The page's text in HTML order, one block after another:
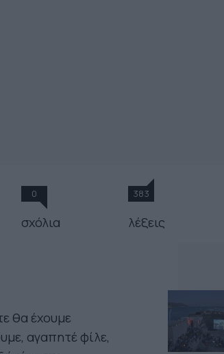
0
σχόλια
383
λέξεις
θα έχουμε
αγαπητέ φίλε,